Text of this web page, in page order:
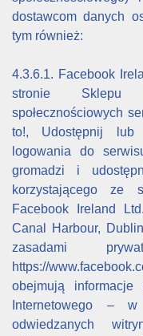
dostawcom danych
tym również:
4.3.6.1. Facebook
stronie Sklepu
społecznościowych
to!, Udostępnij lub
logowania do
gromadzi i
korzystającego ze
Facebook Ireland
Canal Harbour,
zasadami
https://
obejmują
Internetowego –
odwiedzanych